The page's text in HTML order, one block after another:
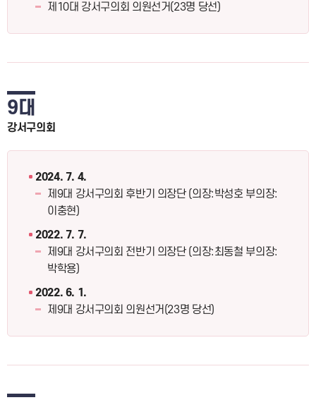
제10대 강서구의회 의원선거(23명 당선)
9대
강서구의회
2024. 7. 4.
제9대 강서구의회 후반기 의장단 (의장:박성호 부의장:
이충현)
2022. 7. 7.
제9대 강서구의회 전반기 의장단 (의장:최동철 부의장:
박학용)
2022. 6. 1.
제9대 강서구의회 의원선거(23명 당선)